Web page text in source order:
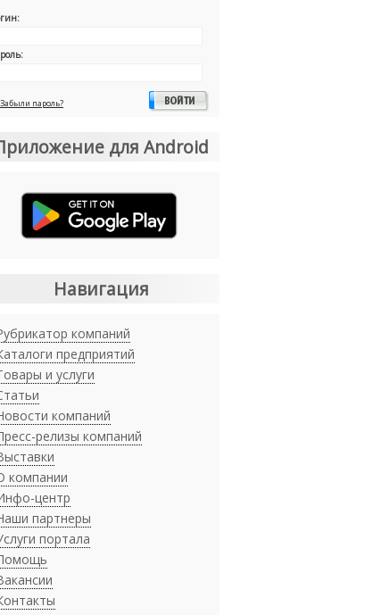
Забыли пароль?
для Android
Навигация
компаний
предприятий
и услуги
компаний
релизы компаний
компании
центр
партнеры
портала